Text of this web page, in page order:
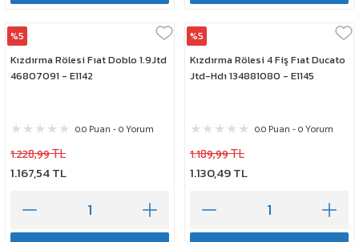
%5
Elta
Kızdırma Rölesi Fıat Doblo 1.9Jtd
46807091 - E1142
0.0 Puan - 0 Yorum
1.228,99 TL
1.167,54 TL
%5
Elta
Kızdırma Rölesi 4 Fiş Fıat Ducato
Jtd-Hdı 134881080 - E1145
0.0 Puan - 0 Yorum
1.189,99 TL
1.130,49 TL